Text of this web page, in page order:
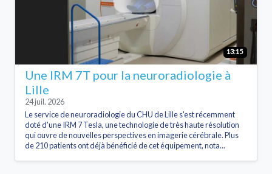
13:15
Une IRM 7T pour la neuroradiologie à
Lille
24 juil. 2026
Le service de neuroradiologie du CHU de Lille s'est récemment
doté d'une IRM 7 Tesla, une technologie de très haute résolution
qui ouvre de nouvelles perspectives en imagerie cérébrale. Plus
de 210 patients ont déjà bénéficié de cet équipement, nota...